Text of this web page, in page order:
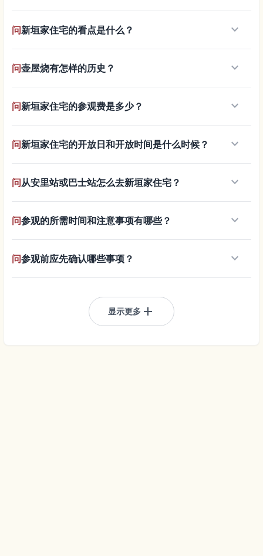
问新垣家住宅的看点是什么？ keyboard_arrow_down
问壶屋烧有怎样的历史？ keyboard_arrow_down
问新垣家住宅的参观费是多少？ keyboard_arrow_down
问新垣家住宅的开放日和开放时间是什么时候？ keyboard_arrow_down
问从安里站或巴士站怎么去新垣家住宅？ keyboard_arrow_down
问参观的所需时间和注意事项有哪些？ keyboard_arrow_down
问参观前应先确认哪些事项？ keyboard_arrow_down
显示更多 add